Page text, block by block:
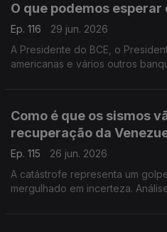
O que podemos esperar
Ep. 116
29 jun. 2026
A Presidente do BCE, o
americanas e vários outros
Como é que os sismos
recuperação da
Ep. 115
26 jun. 2026
A catástrofe representa um
mergulhado em incerteza.